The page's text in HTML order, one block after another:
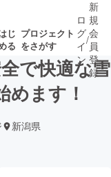
じ
る
プロジェクト
をさがす
が近いプ
ト
ロ
グ
イ
ン
/
新
規
会
員
登
録
で快適な雪
めます！
新潟県